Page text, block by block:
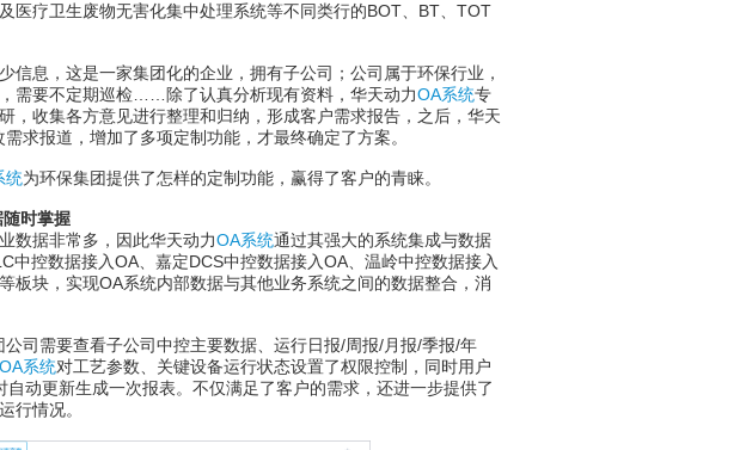
医疗卫生废物无害化集中处理系统等不同类行的BOT、BT、TOT
息，这是一家集团化的企业，拥有子公司；公司属于环保行业，
需要不定期巡检……除了认真分析现有资料，华天动力OA系统专
，收集各方意见进行整理和归纳，形成客户需求报告，之后，华天
求报道，增加了多项定制功能，才最终确定了方案。
统为环保集团提供了怎样的定制功能，赢得了客户的青睐。
时掌握
据非常多，因此华天动力OA系统通过其强大的系统集成与数据
中控数据接入OA、嘉定DCS中控数据接入OA、温岭中控数据接入
板块，实现OA系统内部数据与其他业务系统之间的数据整合，消
需要查看子公司中控主要数据、运行日报/周报/月报/季报/年
OA系统对工艺参数、关键设备运行状态设置了权限控制，同时用户
动更新生成一次报表。不仅满足了客户的需求，还进一步提供了
行情况。